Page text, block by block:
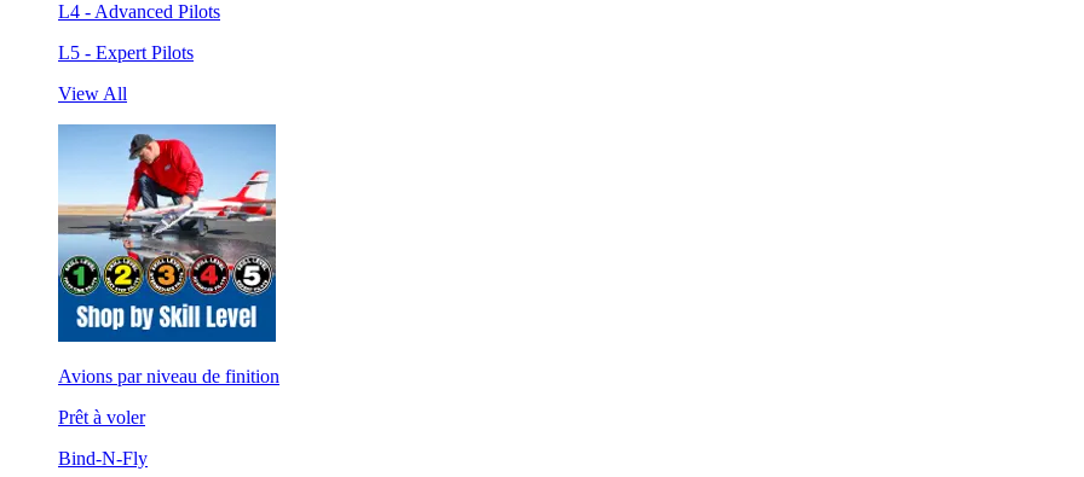
L4 - Advanced Pilots
L5 - Expert Pilots
View All
Avions par niveau de finition
Prêt à voler
Bind-N-Fly